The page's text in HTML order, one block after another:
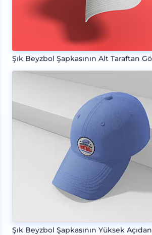
Şık Beyzbol Şapkasının Alt Taraftan
Şık Beyzbol Şapkasının Yüksek